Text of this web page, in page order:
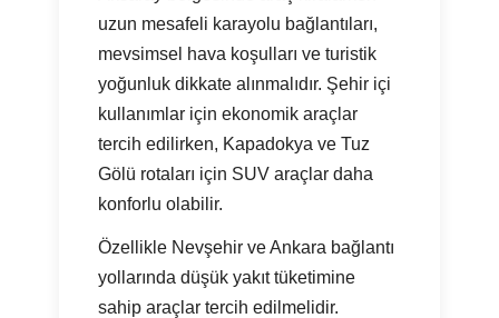
uzun mesafeli karayolu bağlantıları,
mevsimsel hava koşulları ve turistik
yoğunluk dikkate alınmalıdır. Şehir içi
kullanımlar için ekonomik araçlar
tercih edilirken, Kapadokya ve Tuz
Gölü rotaları için SUV araçlar daha
konforlu olabilir.
Özellikle Nevşehir ve Ankara bağlantı
yollarında düşük yakıt tüketimine
sahip araçlar tercih edilmelidir.